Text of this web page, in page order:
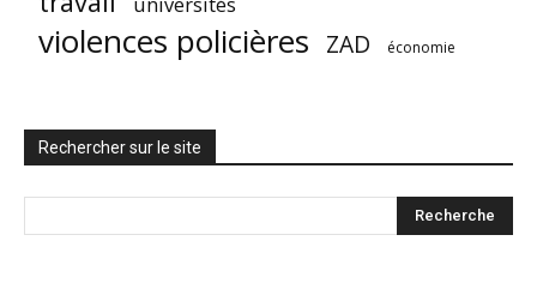
violences policières ZAD économie
Rechercher sur le site